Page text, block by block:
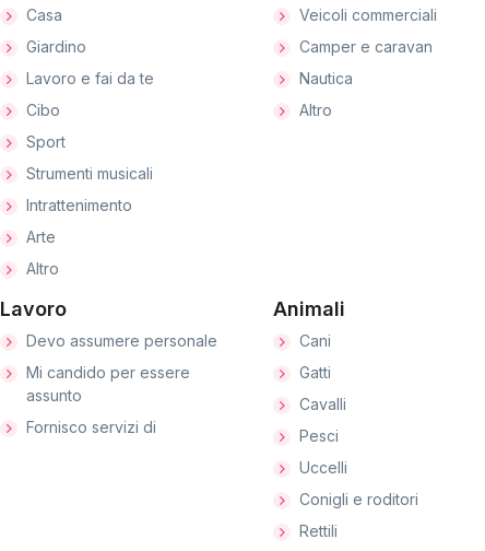
Casa
Giardino
Lavoro e fai da te
Cibo
Sport
Strumenti musicali
Intrattenimento
Arte
Altro
Veicoli commerciali
Camper e caravan
Nautica
Altro
Lavoro
Devo assumere personale
Mi candido per essere
assunto
Fornisco servizi di
Animali
Cani
Gatti
Cavalli
Pesci
Uccelli
Conigli e roditori
Rettili